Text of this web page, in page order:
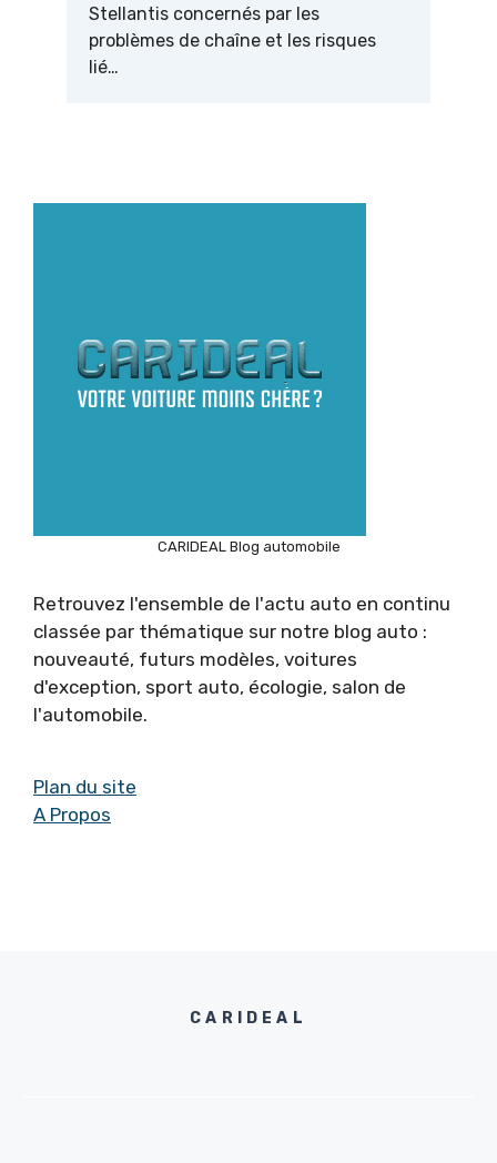
Stellantis concernés par les
problèmes de chaîne et les risques
lié…
CARIDEAL Blog automobile
Retrouvez l'ensemble de l'actu auto en continu
classée par thématique sur notre blog auto :
nouveauté, futurs modèles, voitures
d'exception, sport auto, écologie, salon de
l'automobile.
Plan du site
A Propos
CARIDEAL